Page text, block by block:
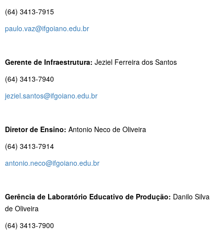
(64) 3413-7915
paulo.vaz@ifgoiano.edu.br
Gerente de Infraestrutura: Jeziel Ferreira dos Santos
(64) 3413-7940
jeziel.santos@ifgoiano.edu.br
Diretor de Ensino: Antonio Neco de Oliveira
(64) 3413-7914
antonio.neco@ifgoiano.edu.br
Gerência de Laboratório Educativo de Produção: Danilo Silva
de Oliveira
(64) 3413-7900